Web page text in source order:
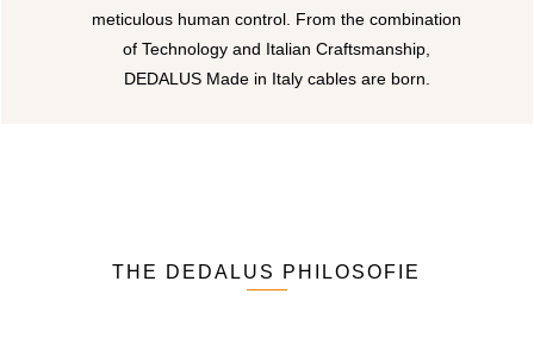
meticulous human control. From the combination
of Technology and Italian Craftsmanship,
DEDALUS Made in Italy cables are born.
THE DEDALUS PHILOSOFIE